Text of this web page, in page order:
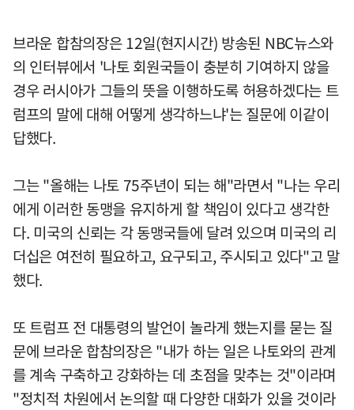
브라운 합참의장은 12일(현지시간) 방송된 NBC뉴스와
의 인터뷰에서 '나토 회원국들이 충분히 기여하지 않을
경우 러시아가 그들의 뜻을 이행하도록 허용하겠다는 트
럼프의 말에 대해 어떻게 생각하느냐'는 질문에 이같이
답했다.
그는 "올해는 나토 75주년이 되는 해"라면서 "나는 우리
에게 이러한 동맹을 유지하게 할 책임이 있다고 생각한
다. 미국의 신뢰는 각 동맹국들에 달려 있으며 미국의 리
더십은 여전히 필요하고, 요구되고, 주시되고 있다"고 말
했다.
또 트럼프 전 대통령의 발언이 놀라게 했는지를 묻는 질
문에 브라운 합참의장은 "내가 하는 일은 나토와의 관계
를 계속 구축하고 강화하는 데 초점을 맞추는 것"이라며
"정치적 차원에서 논의할 때 다양한 대화가 있을 것이라